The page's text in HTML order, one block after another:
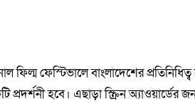
ফিল্ম ফেস্টিভালে বাংলাদেশের
প্রদর্শনী হবে। এছাড়া স্ক্রিন অ্যাওয়ার্ডের